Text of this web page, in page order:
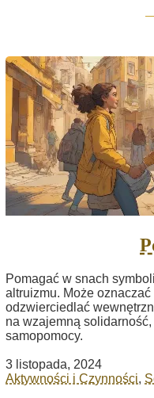
Pomagać w snach
altruizmu. Może
odzwierciedlać
na wzajemną
samopomocy.
3 listopada, 2024
Aktywności i Czynności,